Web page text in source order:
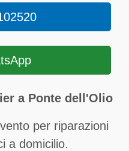
a Ponte dell'Olio
per riparazioni
a domicilio.